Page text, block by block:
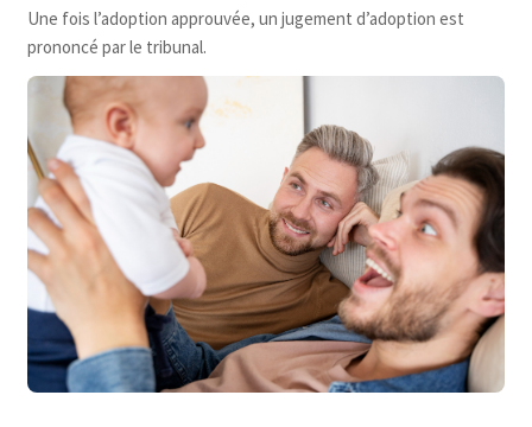
Une fois l’adoption approuvée, un jugement d’adoption est
prononcé par le tribunal.